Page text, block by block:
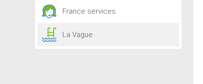
France services
La Vague